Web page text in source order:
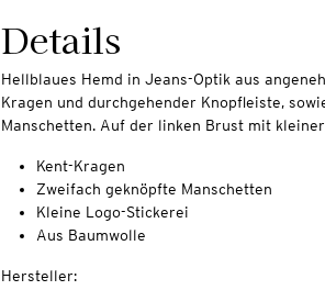
Details
Hellblaues Hemd in Jeans-Optik aus
Kragen und durchgehender Knopfleiste,
Manschetten. Auf der linken Brust mit
Kent-Kragen
Zweifach geknöpfte Manschetten
Kleine Logo-Stickerei
Aus Baumwolle
Hersteller: